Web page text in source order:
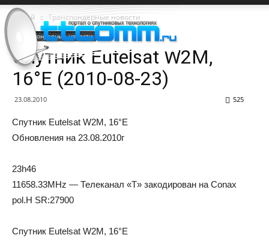
Домой Транспондерные новости
Транспондерные новости
Спутник Eutelsat W2M,
16°E (2010-08-23)
23.08.2010 525
Спутник Eutelsat W2M, 16°E
Обновления на 23.08.2010г
23h46
11658.33MHz — Телеканал «T» закодирован на Conax
pol.H SR:27900
Спутник Eutelsat W2M, 16°E